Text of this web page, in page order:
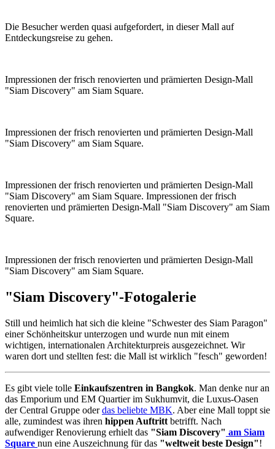
Die Besucher werden quasi aufgefordert, in dieser Mall auf
Entdeckungsreise zu gehen.
Impressionen der frisch renovierten und prämierten Design-Mall
"Siam Discovery" am Siam Square.
Impressionen der frisch renovierten und prämierten Design-Mall
"Siam Discovery" am Siam Square.
Impressionen der frisch renovierten und prämierten Design-Mall
"Siam Discovery" am Siam Square. Impressionen der frisch
renovierten und prämierten Design-Mall "Siam Discovery" am Siam
Square.
Impressionen der frisch renovierten und prämierten Design-Mall
"Siam Discovery" am Siam Square.
"Siam Discovery"-Fotogalerie
Still und heimlich hat sich die kleine "Schwester des Siam Paragon"
einer Schönheitskur unterzogen und wurde nun mit einem
wichtigen, internationalen Architekturpreis ausgezeichnet. Wir
waren dort und stellten fest: die Mall ist wirklich "fesch" geworden!
Es gibt viele tolle Einkaufszentren in Bangkok. Man denke nur an
das Emporium und EM Quartier im Sukhumvit, die Luxus-Oasen
der Central Gruppe oderdas beliebte MBK. Aber eine Mall toppt sie
alle, zumindest was ihren hippen Auftritt betrifft. Nach
aufwendiger Renovierung erhielt das "Siam Discovery" am Siam
Square nun eine Auszeichnung für das "weltweit beste Design"!